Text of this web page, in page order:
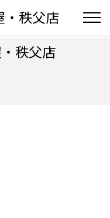
・秩父店
秩父店